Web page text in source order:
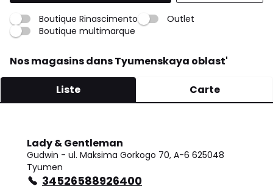
Boutique Rinascimento
Outlet
Boutique multimarque
Nos magasins dans Tyumenskaya oblast'
Liste Carte
Lady & Gentleman
Gudwin - ul. Maksima Gorkogo 70, A-6 625048
Tyumen
34526588926400